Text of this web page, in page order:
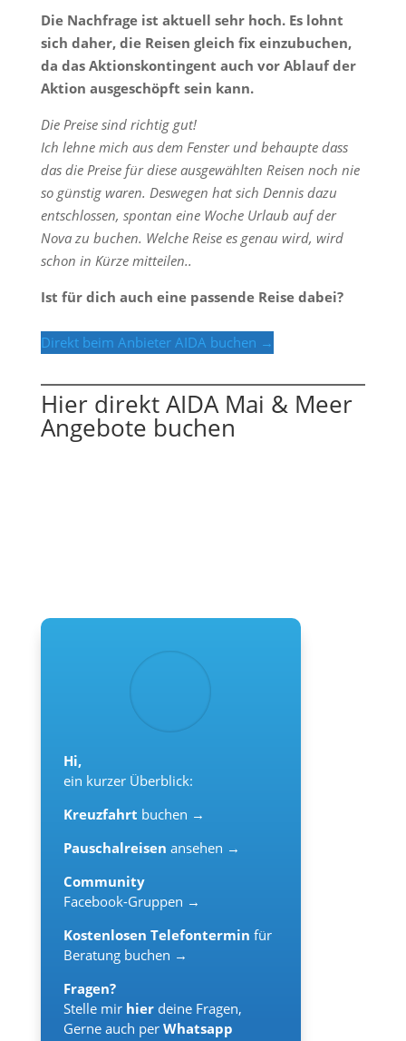
Die Nachfrage ist aktuell sehr hoch. Es lohnt
sich daher, die Reisen gleich fix einzubuchen,
da das Aktionskontingent auch vor Ablauf der
Aktion ausgeschöpft sein kann.
Die Preise sind richtig gut!
Ich lehne mich aus dem Fenster und behaupte dass
das die Preise für diese ausgewählten Reisen noch nie
so günstig waren. Deswegen hat sich Dennis dazu
entschlossen, spontan eine Woche Urlaub auf der
Nova zu buchen. Welche Reise es genau wird, wird
schon in Kürze mitteilen..
Ist für dich auch eine passende Reise dabei?
Direkt beim Anbieter AIDA buchen →
Hier direkt AIDA Mai & Meer
Angebote buchen
Hi,
ein kurzer Überblick:
Kreuzfahrt buchen →
Pauschalreisen ansehen →
Community
Facebook-Gruppen →
Kostenlosen Telefontermin für
Beratung buchen →
Fragen?
Stelle mir hier deine Fragen,
Gerne auch per Whatsapp